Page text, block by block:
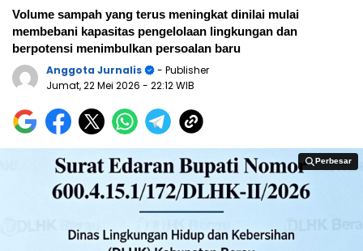
Volume sampah yang terus meningkat dinilai mulai
membebani kapasitas pengelolaan lingkungan dan
berpotensi menimbulkan persoalan baru
Anggota Jurnalis
- Publisher
Jumat, 22 Mei 2026 - 22:12 WIB
Perbesar
Perbesar